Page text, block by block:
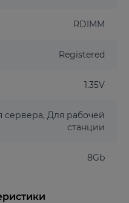
RDIMM
Registered
1.35V
сервера, Для рабочей
станции
8Gb